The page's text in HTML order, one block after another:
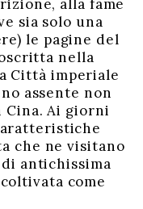
alla fame
sia solo una
le pagine del
nella
Città imperiale
assente non
Cina. Ai giorni
che ne visitano
antichissima
come